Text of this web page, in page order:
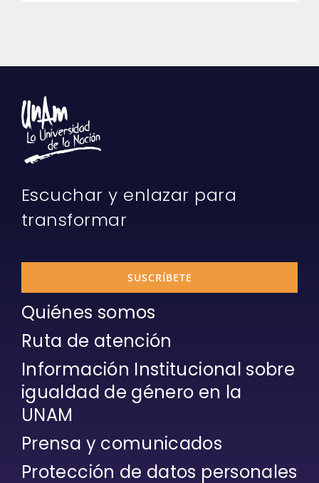
Escuchar y enlazar para
transformar
SUSCRÍBETE
Quiénes somos
Ruta de atención
Información Institucional sobre
igualdad de género en la
UNAM
Prensa y comunicados
Protección de datos personales